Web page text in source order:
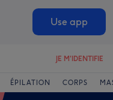
Use app
JE M'IDENTIFIE
ÉPILATION CORPS